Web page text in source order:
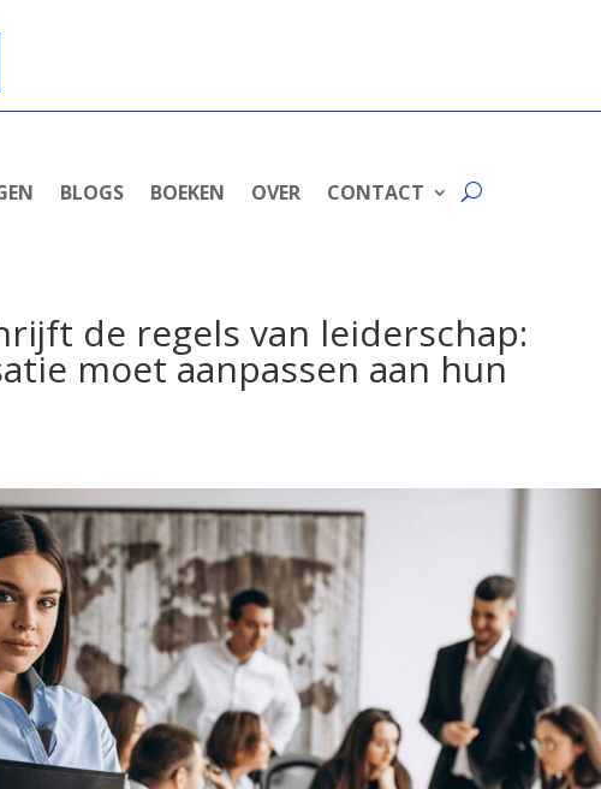
BLOGS BOEKEN OVER CONTACT
de regels van leiderschap:
moet aanpassen aan hun